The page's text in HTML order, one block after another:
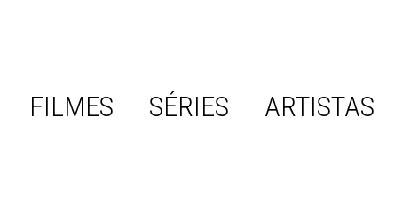
FILMES SÉRIES ARTISTAS